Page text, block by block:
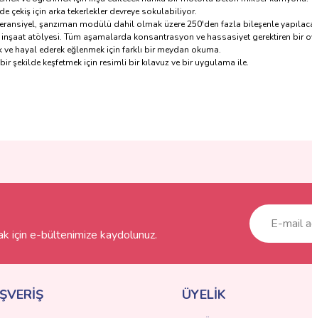
çekiş için arka tekerlekler devreye sokulabiliyor.
şanzıman modülü dahil olmak üzere 250'den fazla bileşenle
inşaat atölyesi. Tüm aşamalarda konsantrasyon ve hassasiyet gerektiren bir
hayal ederek eğlenmek için farklı bir meydan okuma.
şekilde keşfetmek için resimli bir kılavuz ve bir uygulama ile.
için e-bültenimize kaydolunuz.
ÜYELİK